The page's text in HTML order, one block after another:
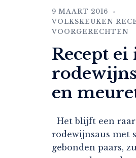
9 MAART 2016
VOLKSKEUKEN
VOORGERECHTEN
Recept ei
en
Het blijft een
rodewijnsaus met
gebonden paars,